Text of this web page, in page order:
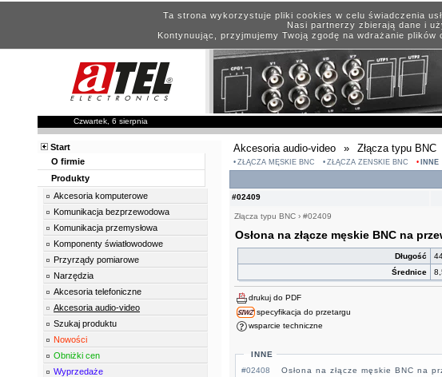
Ta strona wykorzystuje pliki cookies w celu świadczenia
Nasi partnerzy zbierają dane i
Kontynuując, przyjmujemy Twoją zgodę na wdrażanie
Czwartek, 6 sierpnia
Akcesoria audio-video » Złącza typu BNC
ZŁĄCZA MĘSKIE BNC ZŁĄCZA ŻEŃSKIE BNC INNE
#02409
Złącza typu BNC › #02409
Osłona na złącze męskie BNC na
Długość
Średnice
drukuj do PDF
specyfikacja do przetargu
wsparcie techniczne
INNE
#02408
Osłona na złącze męskie BNC na
Start
O firmie
Produkty
Akcesoria komputerowe
Komunikacja bezprzewodowa
Komunikacja przemysłowa
Komponenty światłowodowe
Przyrządy pomiarowe
Narzędzia
Akcesoria telefoniczne
Akcesoria audio-video
Szukaj produktu
Nowości
Obniżki cen
Wyprzedaże